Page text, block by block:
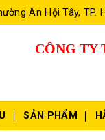
An Hội Tây, TP.
CÔNG TY
SẢN PHẨM